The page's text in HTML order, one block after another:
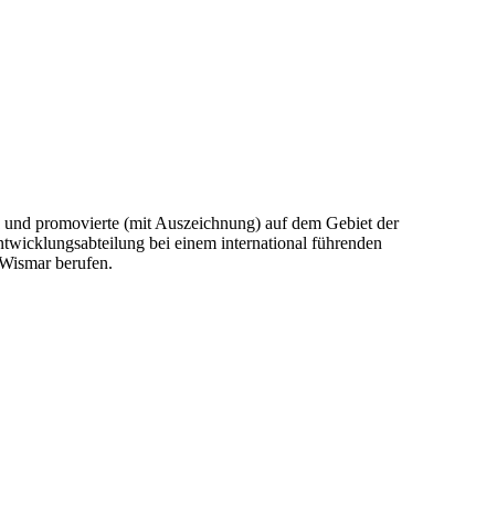
promovierte (mit Auszeichnung) auf dem Gebiet der
bei einem international führenden
berufen.